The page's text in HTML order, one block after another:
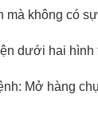
mà không có
dưới hai hình
Mở hàng